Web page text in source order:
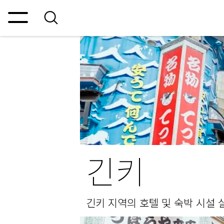
긴키
긴키 지역의 호텔 및 숙박 시설